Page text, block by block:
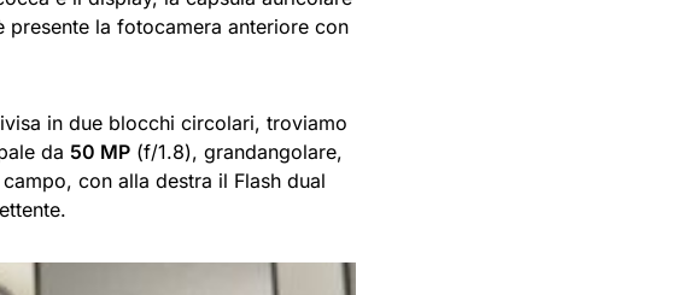
la fotocamera anteriore con
in due blocchi circolari, troviamo
da 50 MP (f/1.8), grandangolare,
con alla destra il Flash dual